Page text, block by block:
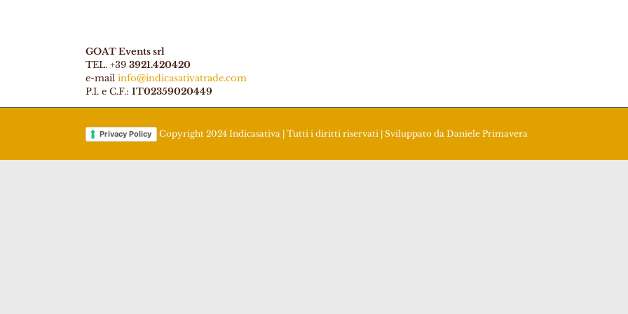
GOAT Events srl
TEL. +39 3921.420420
e-mail info@indicasativatrade.com
P.I. e C.F.: IT02359020449
Privacy Policy Copyright 2024 Indicasativa | Tutti i diritti riservati | Sviluppato da Daniele Primavera